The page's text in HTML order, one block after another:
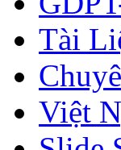
Tài
Việt